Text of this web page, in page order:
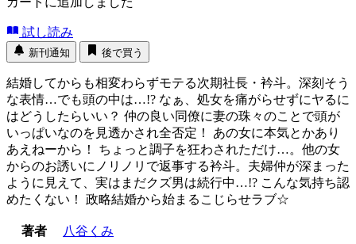
試し読み
新刊通知 後で買う
結婚してからも相変わらずモテる次期社長・衿斗。深刻そう
な表情…でも頭の中は…!? なぁ、処女を痛がらせずにヤるに
はどうしたらいい？ 仲の良い同僚に妻の珠々のことで頭が
いっぱいなのを見透かされ全否定！ あの女に本気とかあり
あえねーから！ ちょっと調子を狂わされただけ…。他の女
からのお誘いにノリノリで返事する衿斗。夫婦仲が深まった
ように見えて、実はまだクズ男は続行中…!? こんな気持ち認
めたくない！ 政略結婚から始まるこじらせラブ☆
著者
八谷くみ